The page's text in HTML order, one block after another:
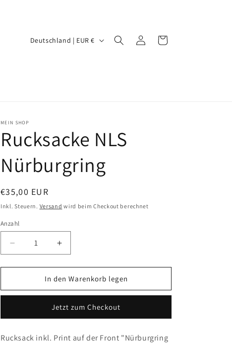
g
i
o
n
Deutschland | EUR € EinloggenWarenkorb
MEIN SHOP
Rucksacke NLS
Nürburgring
Normaler
Preis
€35,00 EUR
Inkl. Steuern. Versand wird beim Checkout berechnet
Anzahl
Verringere
die
Menge
Rucksacke
Nürburgring
Erhöhe
die
Menge
für
Rucksacke
Nürburgring
In den Warenkorb legen
Jetzt zum Checkout
Rucksack inkl. Print auf der Front "Nürburgring